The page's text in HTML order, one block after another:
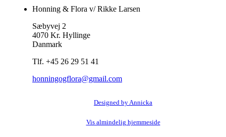
Honning & Flora v/ Rikke Larsen
Sæbyvej 2
4070 Kr. Hyllinge
Danmark
Tlf. +45 26 29 51 41
honningogflora@gmail.com
Designed by Annicka
Vis almindelig hjemmeside